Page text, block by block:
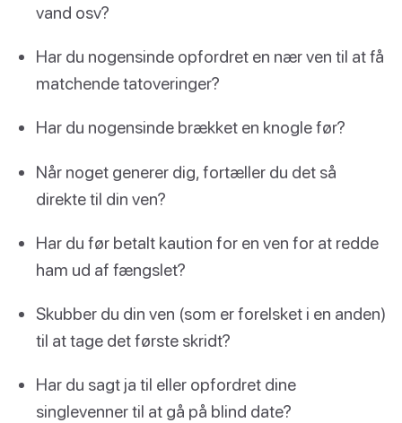
vand osv?
Har du nogensinde opfordret en nær ven til at få
matchende tatoveringer?
Har du nogensinde brækket en knogle før?
Når noget generer dig, fortæller du det så
direkte til din ven?
Har du før betalt kaution for en ven for at redde
ham ud af fængslet?
Skubber du din ven (som er forelsket i en anden)
til at tage det første skridt?
Har du sagt ja til eller opfordret dine
singlevenner til at gå på blind date?